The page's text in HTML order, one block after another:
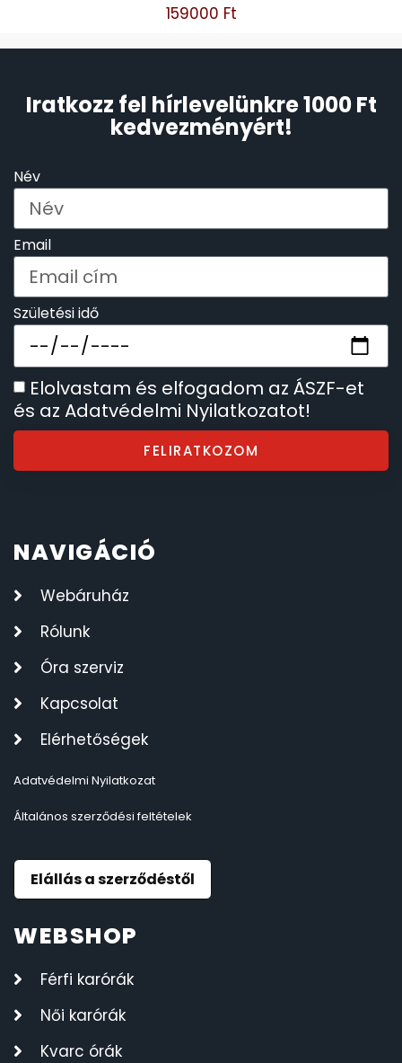
159000 Ft
Iratkozz fel hírlevelünkre 1000 Ft
kedvezményért!
Név
Email
Születési idő
Elolvastam és elfogadom az ÁSZF-et
és az Adatvédelmi Nyilatkozatot!
FELIRATKOZOM
NAVIGÁCIÓ
Webáruház
Rólunk
Óra szerviz
Kapcsolat
Elérhetőségek
Adatvédelmi Nyilatkozat
Általános szerződési feltételek
Elállás a szerződéstől
WEBSHOP
Férfi karórák
Női karórák
Kvarc órák